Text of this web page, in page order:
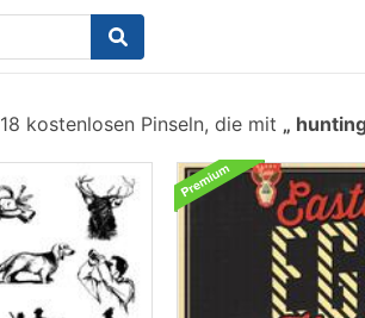
18 kostenlosen Pinseln, die mit